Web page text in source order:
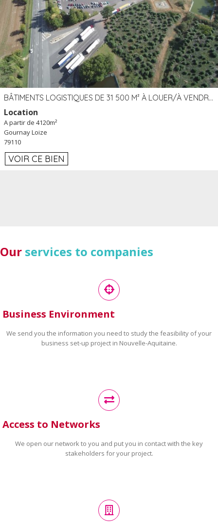
BÂTIMENTS LOGISTIQUES DE 31 500 M² À LOUER/À VENDRE SUR UN SITE DE 17 HA (79)
Location
A partir de 4120m²
Gournay Loize
79110
VOIR CE BIEN
Our services to companies
Business Environment
We send you the information you need to study the feasibility of your
business set-up project in Nouvelle-Aquitaine.
Access to Networks
We open our network to you and put you in contact with the key
stakeholders for your project.